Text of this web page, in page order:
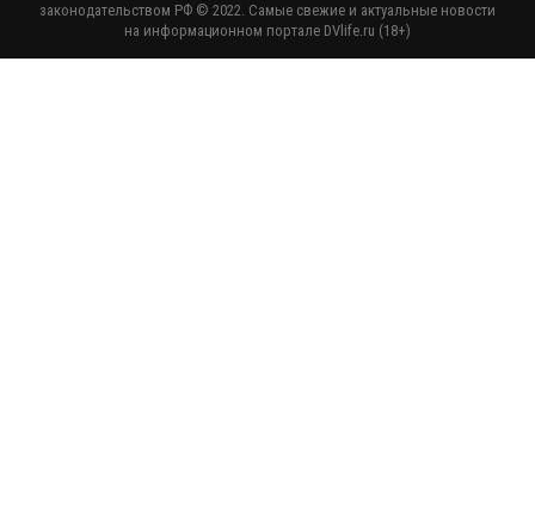
законодательством РФ © 2022. Самые свежие и актуальные новости
на информационном портале DVlife.ru (18+)